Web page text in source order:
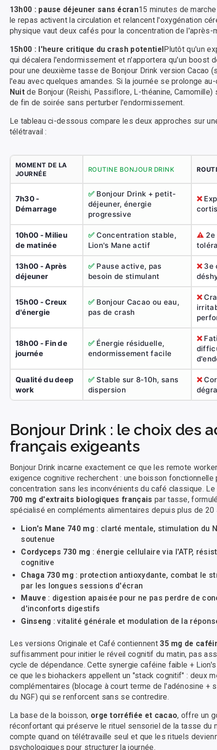
13h00 : pause déjeuner sans écran15 minutes de
le repas activent la circulation et relancent l'oxygénation
physique vaut deux cafés pour la concentration de l'après-
15h00 : l'heure critique du crash potentiel Plutôt qu'un
qui décalera l'endormissement et n'apportera qu'un boost
pour une deuxième tasse de Bonjour Drink version Cacao
l'eau avec quelques amandes. Si la journée se prolonge
Nuitde Bonjour (Reishi, Passiflore, L-théanine, Camomille)
de fin de soirée sans perturber l'endormissement.
Le tableau ci-dessous compare les deux approches sur
télétravail :
MOMENT DE LA
JOURNÉE
ROUTINE BONJOUR DRINK
7h30 -
Démarrage
✅ Bonjour Drink + petit-
déjeuner, énergie
progressive
❌
10h00 - Milieu
de matinée
✅ Concentration stable,
Lion's Mane actif
⚠️
13h00 - Après
déjeuner
✅ Pause active, pas
besoin de stimulant
❌3e
15h00 - Creux
d'énergie
✅ Bonjour Cacao ou eau,
pas de crash
❌
18h00 - Fin de
journée
✅ Énergie résiduelle,
endormissement facile
❌
Qualité du deep
work
✅ Stable sur 8-10h, sans
dispersion
❌
Bonjour Drink : le choix des
français exigeants
Bonjour Drink incarne exactement ce que les remote
exigence cognitive recherchent : une boisson fonctionnelle
concentration sans les inconvénients du café classique. Le
700 mg d'extraits biologiques français par tasse,
spécialisé en compléments alimentaires depuis plus de 20
Lion's Mane 740 mg: clarté mentale, stimulation du
soutenue
Cordyceps 730 mg : énergie cellulaire via l'ATP,
cognitive
Chaga 730 mg : protection antioxydante, combat le
par les longues sessions d'écran
Mauve: digestion apaisée pour ne pas perdre de
d'inconforts digestifs
Ginseng : vitalité générale et modulation de la
Les versions Originale et Café contiennent35 mg de
suffisamment pour initier le réveil cognitif du matin, pas
cycle de dépendance. Cette synergie caféine faible +
ce que les biohackers appellent un "stack cognitif" : deux
complémentaires (blocage à court terme de l'adénosine +
du NGF) qui se renforcent sans se contredire.
La base de la boisson, orge torréfiée et cacao, offre un
réconfortant qui préserve le rituel sensoriel de la tasse du
compte quand on télétravaille seul et que les rituels
psychologiques pour structurer la journée.